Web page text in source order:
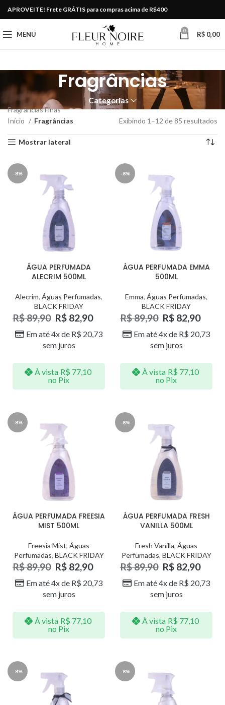
APROVEITE! Frete GRÁTIS para compras acima de R$400
MENU 0 R$ 0,00
Fragrâncias
Categorias
Fragrâncias Finas
Início
Fragrâncias Exibindo 1–12 de 85 resultados
Mostrar lateral
-8%
ÁGUA PERFUMADA
ALECRIM 500ML
Alecrim, Águas Perfumadas,
BLACK FRIDAY
R$89,90 R$ 82,90
Em até 4x de R$ 20,73
sem juros
À vista R$ 77,10
no Pix
-8%
ÁGUA PERFUMADA EMMA
500ML
Emma, Águas Perfumadas,
BLACK FRIDAY
R$89,90 R$ 82,90
Em até 4x de R$ 20,73
sem juros
À vista R$ 77,10
no Pix
-8%
ÁGUA PERFUMADA FREESIA
MIST 500ML
Freesia Mist, Águas
Perfumadas, BLACK FRIDAY
R$89,90 R$ 82,90
Em até 4x de R$ 20,73
sem juros
À vista R$ 77,10
no Pix
-8%
ÁGUA PERFUMADA FRESH
VANILLA 500ML
Fresh Vanilla, Águas
Perfumadas, BLACK FRIDAY
R$89,90 R$ 82,90
Em até 4x de R$ 20,73
sem juros
À vista R$ 77,10
no Pix
-8% -8%